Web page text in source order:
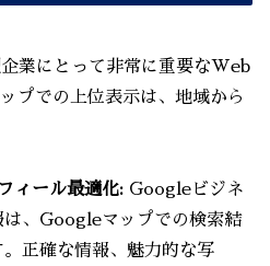
業にとって非常に重要なWeb
プでの上位表示は、地域から
ィール最適化: Googleビジネ
は、Googleマップでの検索結
正確な情報、魅力的な写